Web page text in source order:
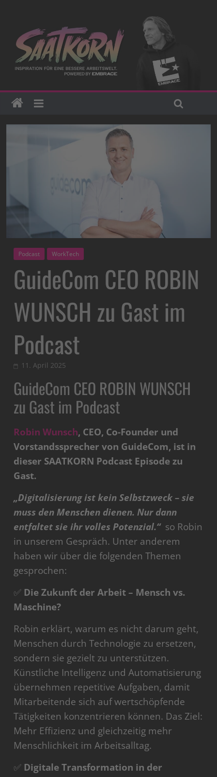
Podcast WorkTech
GuideCom CEO ROBIN
WUNSCH zu Gast im
Podcast
11. April 2025
GuideCom CEO ROBIN WUNSCH
zu Gast im Podcast
Robin Wunsch, CEO, Co-Founder und
Vorstandssprecher von GuideCom, ist in
dieser SAATKORN Podcast Episode zu
Gast.
„Digitalisierung ist kein Selbstzweck – sie
muss den Menschen dienen. Nur dann
entfaltet sie ihr volles Potenzial.“so Robin
in unserem Gespräch. Unter anderem
haben wir über die folgenden Themen
gesprochen:
✅ Die Zukunft der Arbeit – Mensch vs.
Maschine?
Robin erklärt, warum es nicht darum geht,
Menschen durch Technologie zu ersetzen,
sondern sie gezielt zu unterstützen.
Künstliche Intelligenz und Automatisierung
übernehmen repetitive Aufgaben, damit
Mitarbeitende sich auf wertschöpfende
Tätigkeiten konzentrieren können. Das Ziel:
Mehr Effizienz und gleichzeitig mehr
Menschlichkeit im Arbeitsalltag.
✅ Digitale Transformation in der